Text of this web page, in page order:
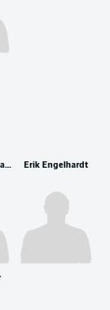
Moritz Hannemann Erik Engelhardt